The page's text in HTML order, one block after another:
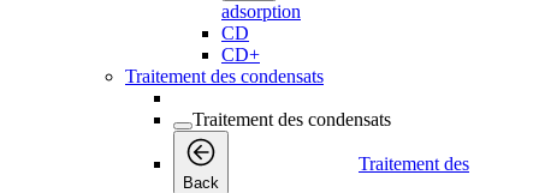
adsorption
CD
CD+
Traitement des condensats
Traitement des condensats
Back
Traitement des